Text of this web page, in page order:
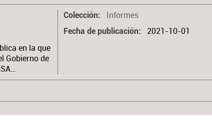
en la que
Gobierno de
Colección Informes
Fecha de publicación 2021-10-01